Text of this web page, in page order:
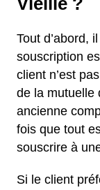
Tout d’abord,
souscription
client n’est
de la mutuelle
ancienne
fois que tout
souscrire à
Si le client